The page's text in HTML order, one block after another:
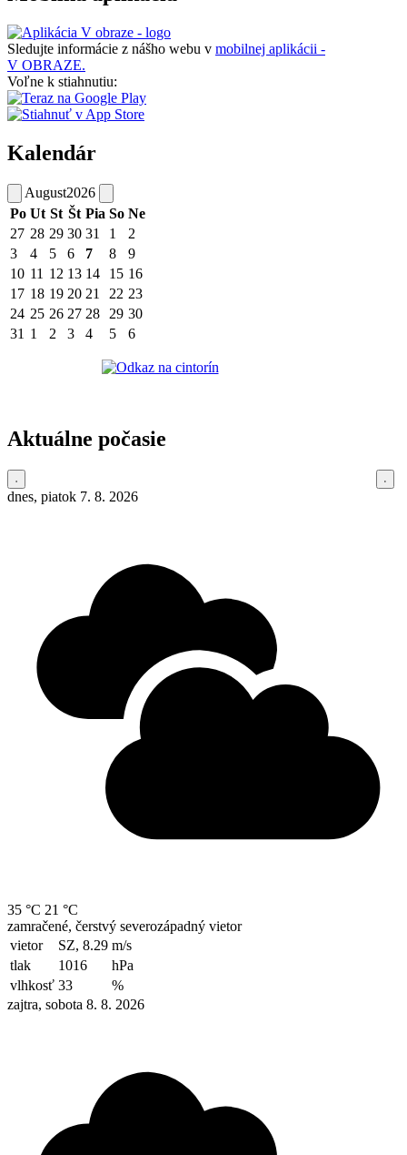
Sledujte informácie z nášho webu v mobilnej aplikácii -
V OBRAZE.
Voľne k stiahnutiu:
Kalendár
August2026
Po Ut St Št Pia So Ne
27 28 29 30 31 1
2
3
4 5 6 7 8
9
10 11 12 13 14 15 16
17 18 19 20 21 22 23
24 25 26 27 28 29 30
31 1 2 3 4 5 6
Aktuálne počasie
dnes, piatok 7. 8. 2026
35 °C 21 °C
zamračené, čerstvý severozápadný vietor
vietor
SZ, 8.29 m/s
tlak
1016
hPa
vlhkosť 33
%
zajtra, sobota 8. 8. 2026